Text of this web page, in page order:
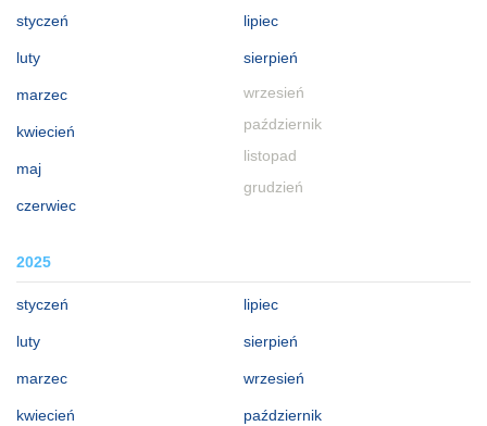
styczeń
luty
marzec
kwiecień
maj
czerwiec
lipiec
sierpień
wrzesień
październik
listopad
grudzień
2025
styczeń
luty
marzec
kwiecień
lipiec
sierpień
wrzesień
październik